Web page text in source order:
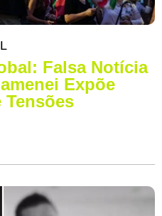
Falsa Notícia
Expõe